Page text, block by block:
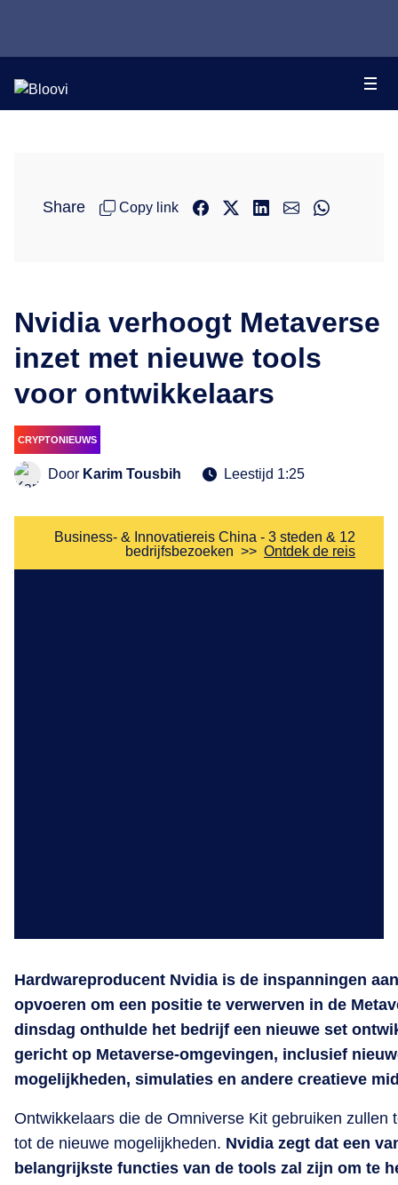
Share Copy link
Nvidia verhoogt Metaverse
inzet met nieuwe tools
voor ontwikkelaars
CRYPTONIEUWS
Door Karim Tousbih Leestijd 1:25
Business- & Innovatiereis China - 3 steden & 12
bedrijfsbezoeken >> Ontdek de reis
Hardwareproducent Nvidia is de inspanningen
opvoeren om een positie te verwerven in de
dinsdag onthulde het bedrijf een nieuwe set
gericht op Metaverse-omgevingen, inclusief
mogelijkheden, simulaties en andere creatieve
Ontwikkelaars die de Omniverse Kit gebruiken zullen
tot de nieuwe mogelijkheden. Nvidia zegt dat een
belangrijkste functies van de tools zal zijn om te